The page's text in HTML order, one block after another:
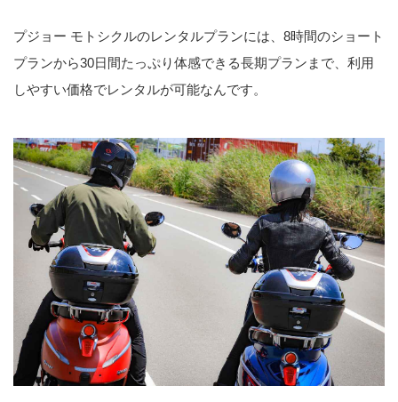
プジョー モトシクルのレンタルプランには、8時間のショート
プランから30日間たっぷり体感できる長期プランまで、利用
しやすい価格でレンタルが可能なんです。